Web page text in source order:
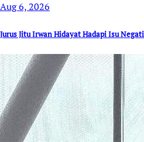
Aug 6, 2026
Jurus Jitu Irwan Hidayat Hadapi Isu